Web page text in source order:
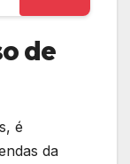
de
é
da